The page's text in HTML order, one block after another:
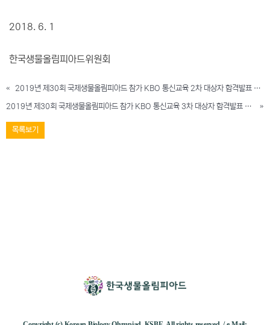
2018. 6. 1
한국생물올림피아드위원회
«
2019년 제30회 국제생물올림피아드 참가 KBO 통신교육 2차 대상자 합격발표 예정일 공지
2019년 제30회 국제생물올림피아드 참가 KBO 통신교육 3차 대상자 합격발표 예정일 공지
»
목록보기